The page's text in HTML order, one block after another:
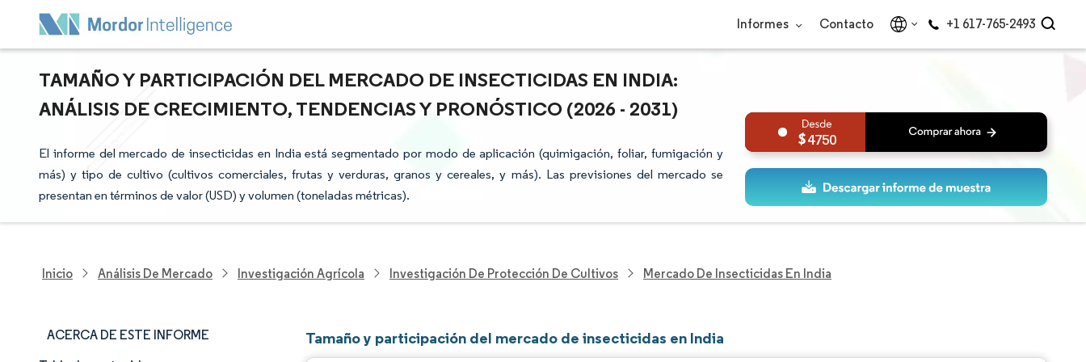
Informes Contacto +1 617-765-2493
TAMAÑO Y PARTICIPACIÓN DEL MERCADO DE INSECTICIDAS EN INDIA:
ANÁLISIS DE CRECIMIENTO, TENDENCIAS Y PRONÓSTICO (2026 - 2031)
El informe del mercado de insecticidas en India está segmentado por modo de aplicación (quimigación, foliar, fumigación y
más) y tipo de cultivo (cultivos comerciales, frutas y verduras, granos y cereales, y más). Las previsiones del mercado se
presentan en términos de valor (USD) y volumen (toneladas métricas).
4750
Inicio Análisis De Mercado Investigación Agrícola Investigación De Protección De Cultivos Mercado De Insecticidas En India
ACERCA DE ESTE INFORME Tamaño y participación del mercado de insecticidas en India